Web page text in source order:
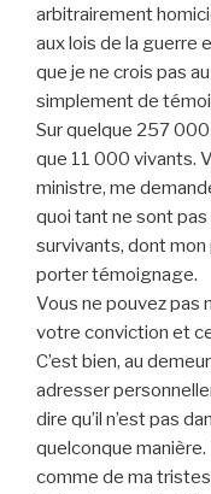
arbitrairement
aux lois de la guerre
que je ne crois pas
simplement de
Sur quelque 257
que 11 000 vivants.
ministre, me
quoi tant ne sont
survivants, dont
porter témoignage.
Vous ne pouvez pas
votre conviction et
C’est bien, au
adresser
dire qu’il n’est pas
quelconque
comme de ma